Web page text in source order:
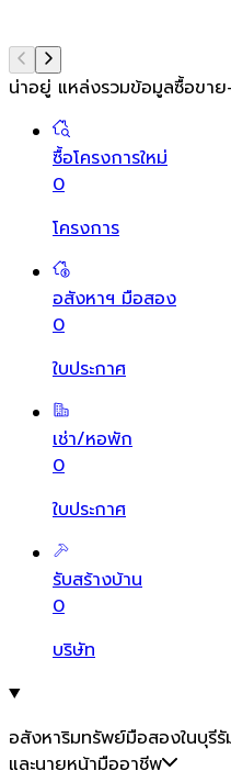
น่าอยู่ แหล่งรวมข้อมูลซื้อขาย
ซื้อโครงการใหม่
0
โครงการ
อสังหาฯ มือสอง
0
ใบประกาศ
เช่า/หอพัก
0
ใบประกาศ
รับสร้างบ้าน
0
บริษัท
อสังหาริมทรัพย์มือสองในบุรี
และนายหน้ามืออาชีพ